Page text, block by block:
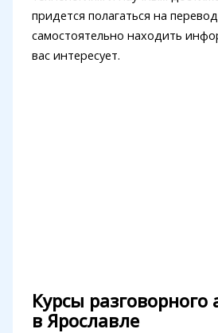
придется полагаться на
самостоятельно находить
вас интересует.
Курсы разговорного
в Ярославле